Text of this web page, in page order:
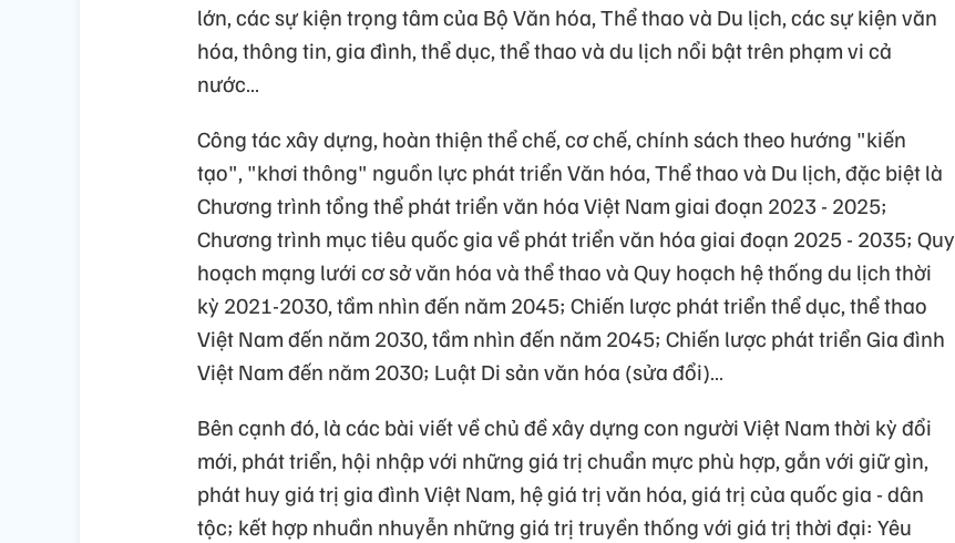
lớn, các sự kiện trọng tâm của Bộ Văn hóa, Thể thao và Du lịch, các sự kiện văn
hóa, thông tin, gia đình, thể dục, thể thao và du lịch nổi bật trên phạm vi cả
nước…
Công tác xây dựng, hoàn thiện thể chế, cơ chế, chính sách theo hướng "kiến
tạo", "khơi thông" nguồn lực phát triển Văn hóa, Thể thao và Du lịch, đặc biệt là
Chương trình tổng thể phát triển văn hóa Việt Nam giai đoạn 2023 - 2025;
Chương trình mục tiêu quốc gia về phát triển văn hóa giai đoạn 2025 - 2035; Quy
hoạch mạng lưới cơ sở văn hóa và thể thao và Quy hoạch hệ thống du lịch thời
kỳ 2021-2030, tầm nhìn đến năm 2045; Chiến lược phát triển thể dục, thể thao
Việt Nam đến năm 2030, tầm nhìn đến năm 2045; Chiến lược phát triển Gia đình
Việt Nam đến năm 2030; Luật Di sản văn hóa (sửa đổi)…
Bên cạnh đó, là các bài viết về chủ đề xây dựng con người Việt Nam thời kỳ đổi
mới, phát triển, hội nhập với những giá trị chuẩn mực phù hợp, gắn với giữ gìn,
phát huy giá trị gia đình Việt Nam, hệ giá trị văn hóa, giá trị của quốc gia - dân
tộc; kết hợp nhuần nhuyễn những giá trị truyền thống với giá trị thời đại: Yêu